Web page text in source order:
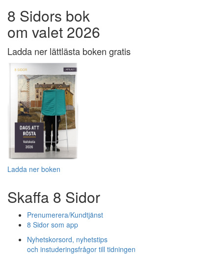
8 Sidors bok
om valet 2026
Ladda ner lättlästa boken gratis
Ladda ner boken
Skaffa 8 Sidor
Prenumerera/Kundtjänst
8 Sidor som app
Nyhetskorsord, nyhetstips
och instuderingsfrågor till tidningen